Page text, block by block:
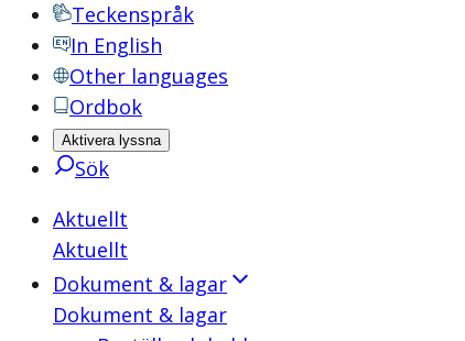
Teckenspråk
In English
Other languages
Ordbok
Aktivera lyssna
Sök
Aktuellt
Aktuellt
Dokument & lagar
Dokument & lagar